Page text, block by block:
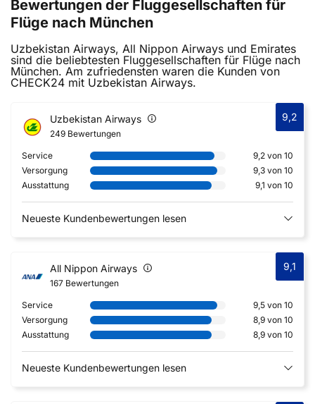
Bewertungen der Fluggesellschaften für
Flüge nach München
Uzbekistan Airways, All Nippon Airways und Emirates
sind die beliebtesten Fluggesellschaften für Flüge nach
München. Am zufriedensten waren die Kunden von
CHECK24 mit Uzbekistan Airways.
Uzbekistan Airways
249 Bewertungen
9,2
Service
9,2 von 10
Versorgung
9,3 von 10
Ausstattung
9,1 von 10
Neueste Kundenbewertungen lesen
All Nippon Airways
167 Bewertungen
9,1
Service
9,5 von 10
Versorgung
8,9 von 10
Ausstattung
8,9 von 10
Neueste Kundenbewertungen lesen